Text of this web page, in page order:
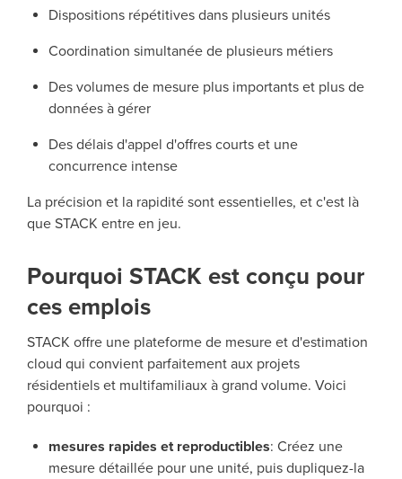
Dispositions répétitives dans plusieurs unités
Coordination simultanée de plusieurs métiers
Des volumes de mesure plus importants et plus de
données à gérer
Des délais d'appel d'offres courts et une
concurrence intense
La précision et la rapidité sont essentielles, et c'est là
que STACK entre en jeu.
Pourquoi STACK est conçu pour
ces emplois
STACK offre une plateforme de mesure et d'estimation
cloud qui convient parfaitement aux projets
résidentiels et multifamiliaux à grand volume. Voici
pourquoi :
mesures rapides et reproductibles: Créez une
mesure détaillée pour une unité, puis dupliquez-la